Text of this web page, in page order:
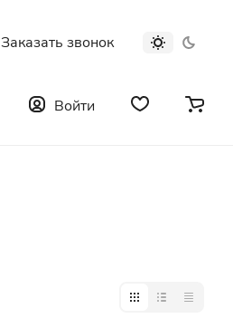
Заказать звонок
Войти